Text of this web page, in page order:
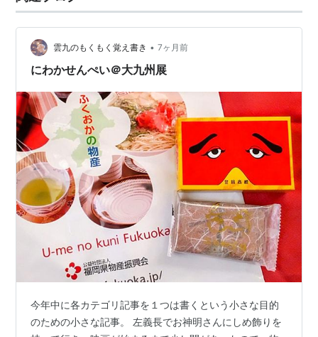
雲九のもくもく覚え書き • 7ヶ月前
にわかせんぺい＠大九州展
今年中に各カテゴリ記事を１つは書くという小さな目的
のための小さな記事。 左義長でお神明さんにしめ飾りを